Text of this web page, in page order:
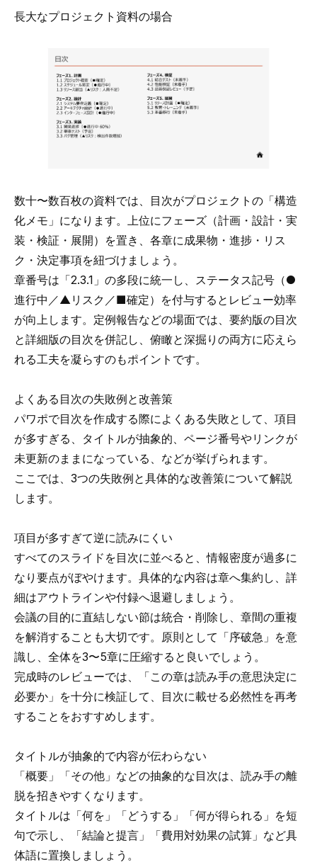
長大なプロジェクト資料の場合
数十〜数百枚の資料では、目次がプロジェクトの「構造
化メモ」になります。上位にフェーズ（計画・設計・実
装・検証・展開）を置き、各章に成果物・進捗・リス
ク・決定事項を紐づけましょう。
章番号は「2.3.1」の多段に統一し、ステータス記号（●
進行中／▲リスク／■確定）を付与するとレビュー効率
が向上します。定例報告などの場面では、要約版の目次
と詳細版の目次を併記し、俯瞰と深掘りの両方に応えら
れる工夫を凝らすのもポイントです。
よくある目次の失敗例と改善策
パワポで目次を作成する際によくある失敗として、項目
が多すぎる、タイトルが抽象的、ページ番号やリンクが
未更新のままになっている、などが挙げられます。
ここでは、3つの失敗例と具体的な改善策について解説
します。
項目が多すぎて逆に読みにくい
すべてのスライドを目次に並べると、情報密度が過多に
なり要点がぼやけます。具体的な内容は章へ集約し、詳
細はアウトラインや付録へ退避しましょう。
会議の目的に直結しない節は統合・削除し、章間の重複
を解消することも大切です。原則として「序破急」を意
識し、全体を3〜5章に圧縮すると良いでしょう。
完成時のレビューでは、「この章は読み手の意思決定に
必要か」を十分に検証して、目次に載せる必然性を再考
することをおすすめします。
タイトルが抽象的で内容が伝わらない
「概要」「その他」などの抽象的な目次は、読み手の離
脱を招きやすくなります。
タイトルは「何を」「どうする」「何が得られる」を短
句で示し、「結論と提言」「費用対効果の試算」など具
体語に置換しましょう。